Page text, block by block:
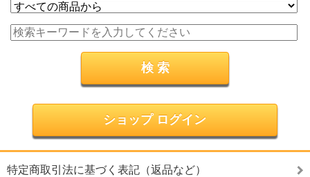
ショップ ログイン
特定商取引法に基づく表記（返品など）